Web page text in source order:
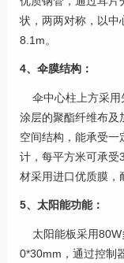
状，两两对称，以中
8.1m。
4、伞膜结构：
伞中心柱上方采用
涂层的聚酯纤维布及
空间结构，能承受
计，每平方米可承受
材采用进口优质膜，
5、太阳能功能：
太阳能板采用80W
0*30mm，通过控制